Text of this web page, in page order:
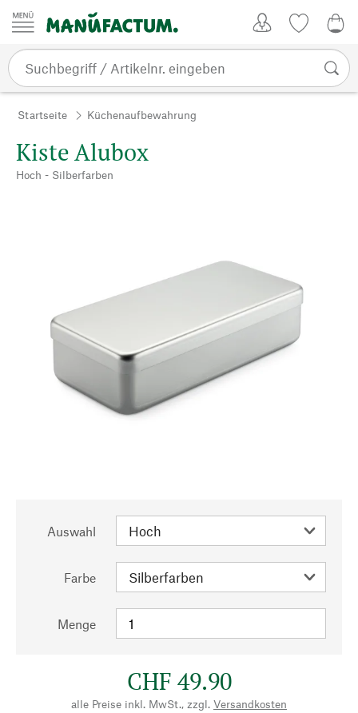
Zum Inhalt springen
Startseite Küchenaufbewahrung
Kiste Alubox
Hoch - Silberfarben
Auswahl
Farbe
Menge
CHF 49.90
alle Preise inkl. MwSt., zzgl. Versandkosten